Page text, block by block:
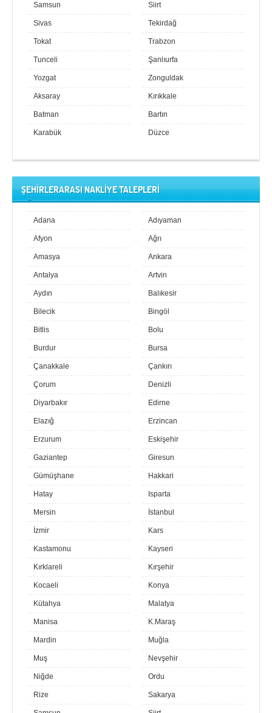
Samsun Siirt
Sivas Tekirdağ
Tokat Trabzon
Tunceli Şanlıurfa
Yozgat Zonguldak
Aksaray Kırıkkale
Batman Bartın
Karabük Düzce
ŞEHİRLERARASI NAKLİYE TALEPLERİ
Adana Adıyaman
Afyon Ağrı
Amasya Ankara
Antalya Artvin
Aydın Balıkesir
Bilecik Bingöl
Bitlis Bolu
Burdur Bursa
Çanakkale Çankırı
Çorum Denizli
Diyarbakır Edirne
Elazığ Erzincan
Erzurum Eskişehir
Gaziantep Giresun
Gümüşhane Hakkari
Hatay Isparta
Mersin İstanbul
İzmir Kars
Kastamonu Kayseri
Kırklareli Kırşehir
Kocaeli Konya
Kütahya Malatya
Manisa K.Maraş
Mardin Muğla
Muş Nevşehir
Niğde Ordu
Rize Sakarya